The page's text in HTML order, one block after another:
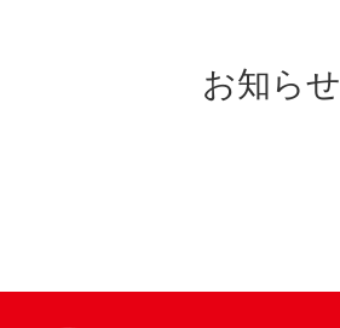
お知らせ